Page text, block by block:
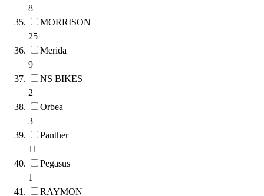
8
MORRISON
25
Merida
9
NS BIKES
2
Orbea
3
Panther
11
Pegasus
1
RAYMON